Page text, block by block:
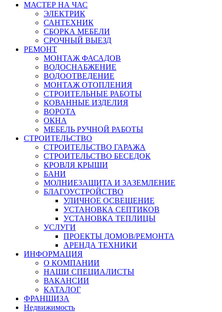
МАСТЕР НА ЧАС
ЭЛЕКТРИК
САНТЕХНИК
СБОРКА МЕБЕЛИ
СРОЧНЫЙ ВЫЕЗД
РЕМОНТ
МОНТАЖ ФАСАДОВ
ВОДОСНАБЖЕНИЕ
ВОДООТВЕДЕНИЕ
МОНТАЖ ОТОПЛЕНИЯ
СТРОИТЕЛЬНЫЕ РАБОТЫ
КОВАННЫЕ ИЗДЕЛИЯ
ВОРОТА
ОКНА
МЕБЕЛЬ РУЧНОЙ РАБОТЫ
СТРОИТЕЛЬСТВО
СТРОИТЕЛЬСТВО ГАРАЖА
СТРОИТЕЛЬСТВО БЕСЕДОК
КРОВЛЯ КРЫШИ
БАНИ
МОЛНИЕЗАЩИТА И ЗАЗЕМЛЕНИЕ
БЛАГОУСТРОЙСТВО
УЛИЧНОЕ ОСВЕЩЕНИЕ
УСТАНОВКА СЕПТИКОВ
УСТАНОВКА ТЕПЛИЦЫ
УСЛУГИ
ПРОЕКТЫ ДОМОВ/РЕМОНТА
АРЕНДА ТЕХНИКИ
ИНФОРМАЦИЯ
О КОМПАНИИ
НАШИ СПЕЦИАЛИСТЫ
ВАКАНСИИ
КАТАЛОГ
ФРАНШИЗА
Недвижимость